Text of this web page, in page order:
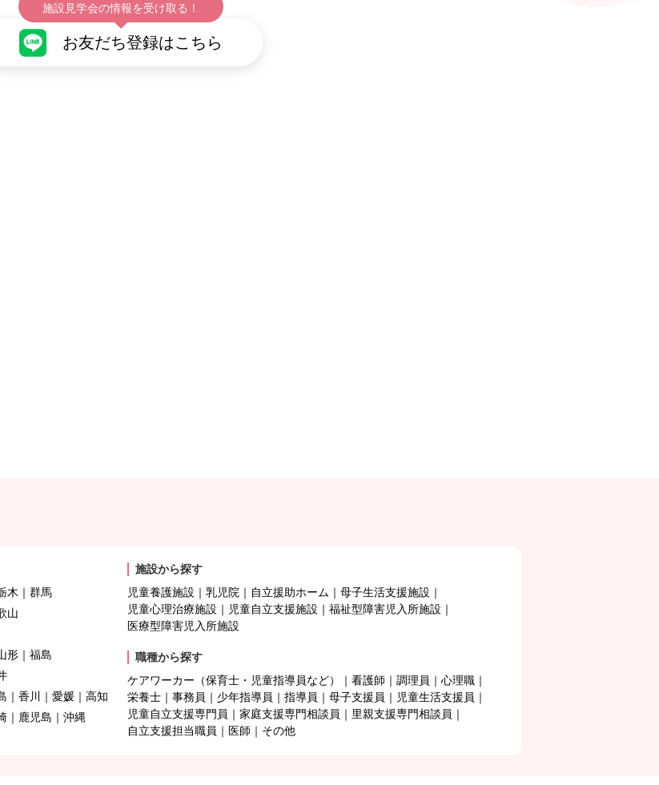
施設見学会の情報を受け取る！
お友だち登録はこちら
木
群馬
山
形
福島
香川 愛媛
高知
鹿児島 沖縄
施設から探す
児童養護施設
乳児院 自立援助ホーム
母子生活支援施設
児童心理治療施設
児童自立支援施設
福祉型障害児入所施設
医療型障害児入所施設
職種から探す
ケアワーカー（保育士・児童指導員など）
看護師 調理員
心理職
栄養士
事務員 少年指導員 指導員 母子支援員
児童生活支援員
児童自立支援専門員
家庭支援専門相談員
里親支援専門相談員
自立支援担当職員
医師 その他